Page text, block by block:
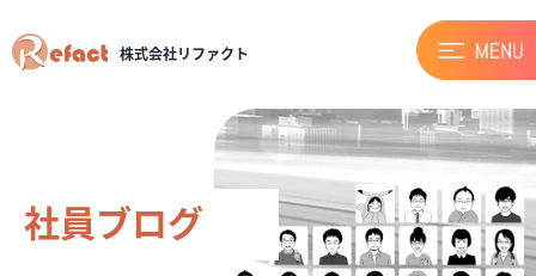
株式会社リファクト
社員ブログ